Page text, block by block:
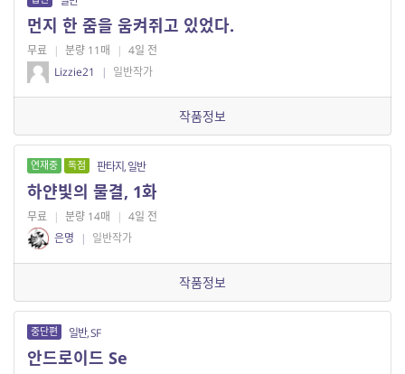
먼지 한 줌을 움켜쥐고 있었다.
무료 | 분량 11매 | 4일 전
Lizzie21
| 일반작가
작품정보
연재중 독점 판타지, 일반
하얀빛의 물결, 1화
무료 | 분량 14매 | 4일 전
은명
| 일반작가
작품정보
중단편 일반, SF
안드로이드 Se